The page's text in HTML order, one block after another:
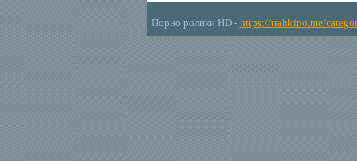
Порно ролики HD - https://trahkino.me/